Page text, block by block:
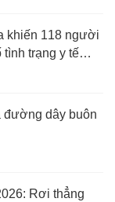
khiến 118 người
tình trạng y tế
đường dây buôn
Rơi thẳng